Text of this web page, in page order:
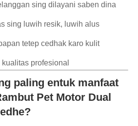
sing dilayani saben dina
sing luwih resik, luwih alus
tetep cedhak karo kulit
profesional
paling entuk manfaat
Pet Motor Dual